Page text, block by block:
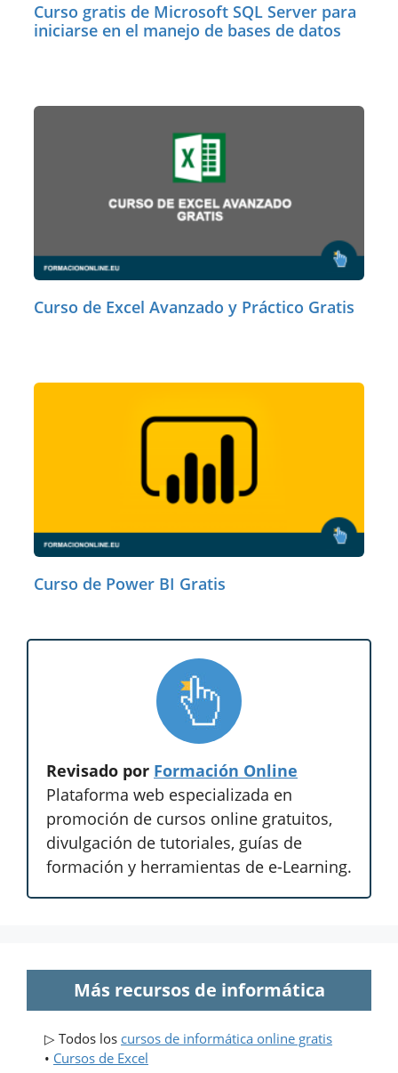
Curso gratis de Microsoft SQL Server para
iniciarse en el manejo de bases de datos
Curso de Excel Avanzado y Práctico Gratis
Curso de Power BI Gratis
Revisado por Formación Online
Plataforma web especializada en
promoción de cursos online gratuitos,
divulgación de tutoriales, guías de
formación y herramientas de e-Learning.
Más recursos de informática
▷ Todos los cursos de informática online gratis
• Cursos de Excel